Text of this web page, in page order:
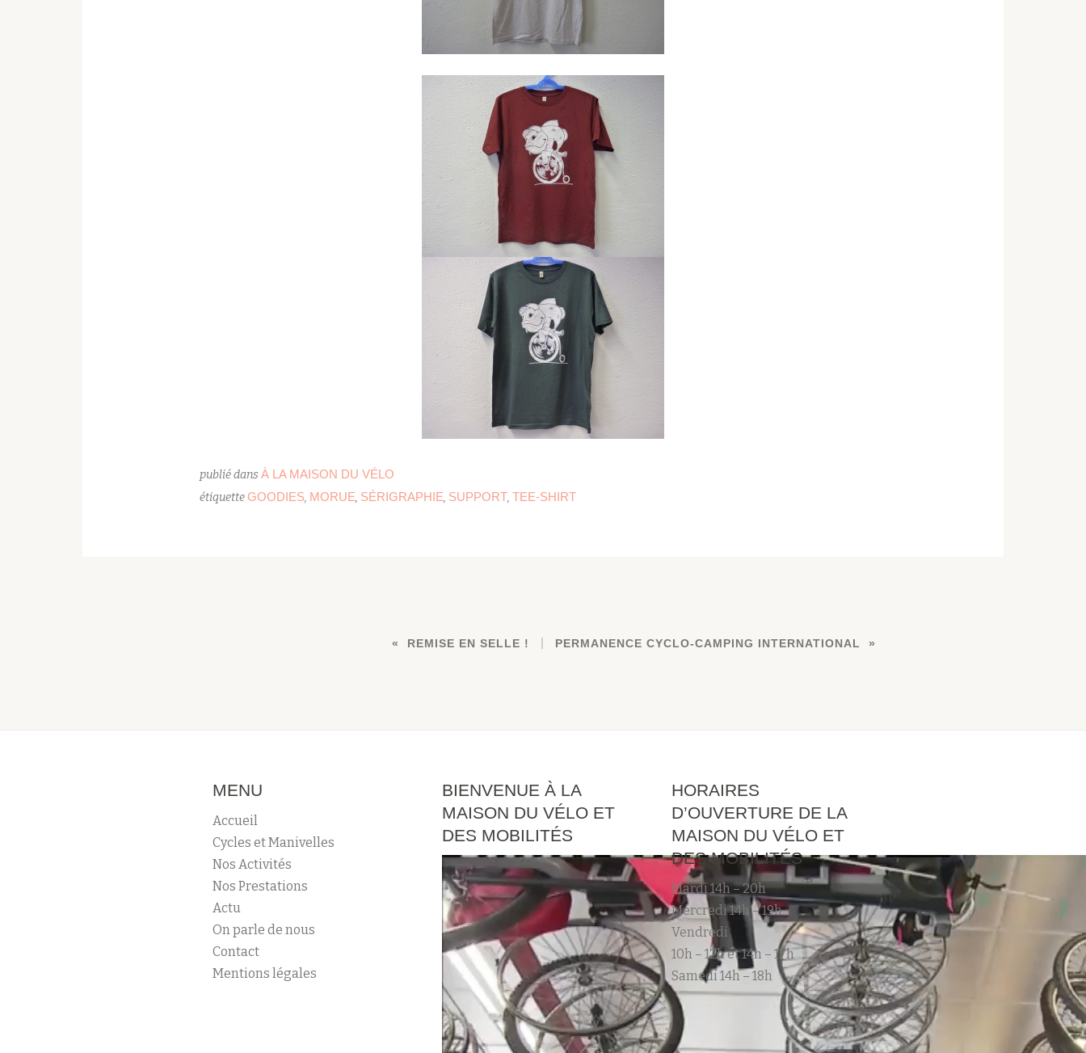
publié dans À LA MAISON DU VÉLO
étiquetteGOODIES, MORUE, SÉRIGRAPHIE, SUPPORT, TEE-SHIRT
REMISE EN SELLE ! PERMANENCE CYCLO-CAMPING INTERNATIONAL
MENU
Accueil
Cycles et Manivelles
Nos Activités
Nos Prestations
Actu
On parle de nous
Contact
Mentions légales
BIENVENUE À LA
MAISON DU VÉLO ET
DES MOBILITÉS
HORAIRES
D’OUVERTURE DE LA
MAISON DU VÉLO ET
DES MOBILITÉS
Mardi 14h – 20h
Mercredi 14h – 19h
Vendredi
10h – 12h et 14h – 17h
Samedi 14h – 18h